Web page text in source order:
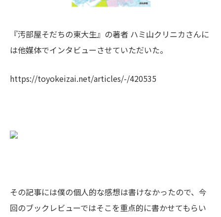
『汚部屋そだちの東大生』の著者 ハミ山クリニカさんに
は他媒体でインタビューさせていただいた。
https://toyokeizai.net/articles/-/420535
その記事には僕の個人的な感想は書けなかったので、今
回のブックレビューではそこを重点的に書かせてもらい